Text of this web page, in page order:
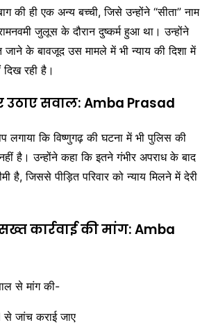
की ही एक अन्य बच्ची, जिसे उन्होंने “सीता” नाम
जुलूस के दौरान दुष्कर्म हुआ था। उन्होंने
जाने के बावजूद उस मामले में भी न्याय की दिशा में
दिख रही है।
सवाल: Amba Prasad
लगाया कि विष्णुगढ़ की घटना में भी पुलिस की
है। उन्होंने कहा कि इतने गंभीर अपराध के बाद
है, जिससे पीड़ित परिवार को न्याय मिलने में देरी
कार्रवाई की मांग: Amba
से मांग की-
जांच कराई जाए